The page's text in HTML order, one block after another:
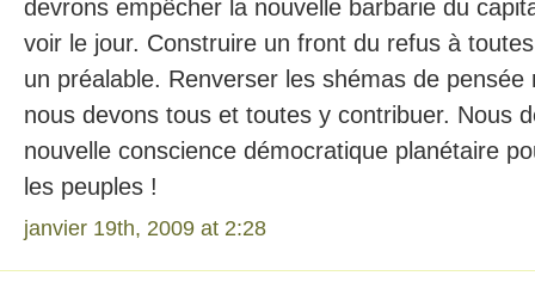
devrons empêcher la nouvelle barbarie du
voir le jour. Construire un front du refus à
un préalable. Renverser les shémas de pensée
nous devons tous et toutes y contribuer. Nous
nouvelle conscience démocratique planétaire
les peuples !
janvier 19th, 2009 at 2:28